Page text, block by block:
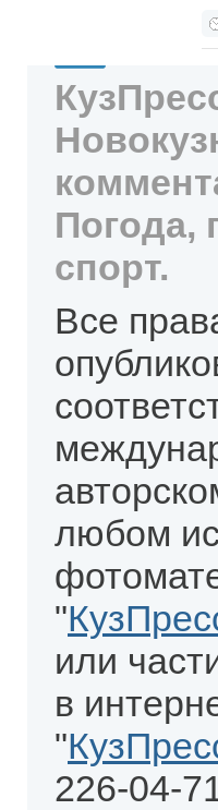
Погода,
спорт.
Все
любом
"
или
в
"
226-04-